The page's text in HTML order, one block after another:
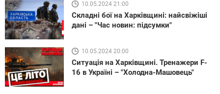
10.05.2024 21:00
Складні бої на Харківщині: найсвіжіші
дані – "Час новин: підсумки"
10.05.2024 20:00
Ситуація на Харківщині. Тренажери F-
16 в Україні – "Холодна-Машовець"